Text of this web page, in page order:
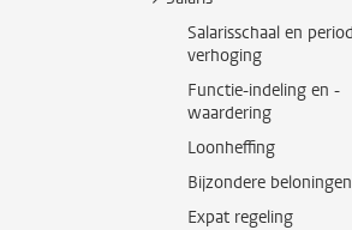
Salarisschaal en
verhoging
Functie-indeling en -
waardering
Loonheffing
Bijzondere beloningen
Expat regeling